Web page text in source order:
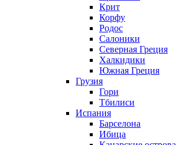
Крит
Корфу
Родос
Салоники
Северная Греция
Халкидики
Южная Греция
Грузия
Гори
Тбилиси
Испания
Барселона
Ибица